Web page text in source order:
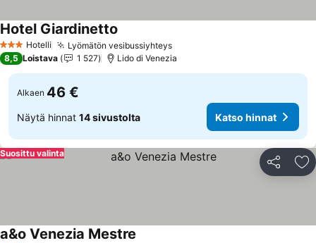
3 Tähtiluokitus
Hotelli Lyömätön vesibussiyhteysKatso hinnat
Hotel Giardinetto
8,5 Loistava 1 527 Lido di Venezia
Alkaen 46 €
Näytä hinnat 14 sivustolta Katso hinnat
Jaa
Suosittu valinta
a&o Venezia Mestre